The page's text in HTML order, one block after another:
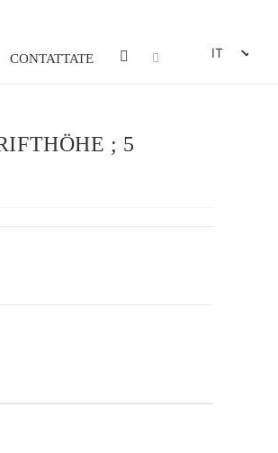
CONTATTATE
IT
; 5